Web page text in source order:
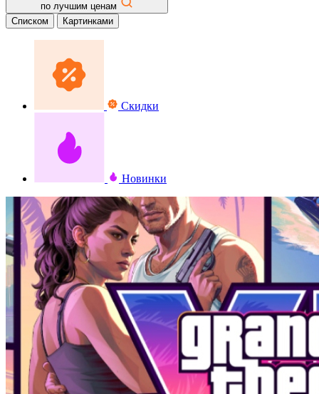
по лучшим ценам
Списком
Картинками
Скидки
Новинки